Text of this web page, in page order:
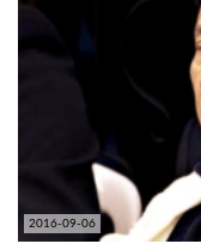
2016-09-06